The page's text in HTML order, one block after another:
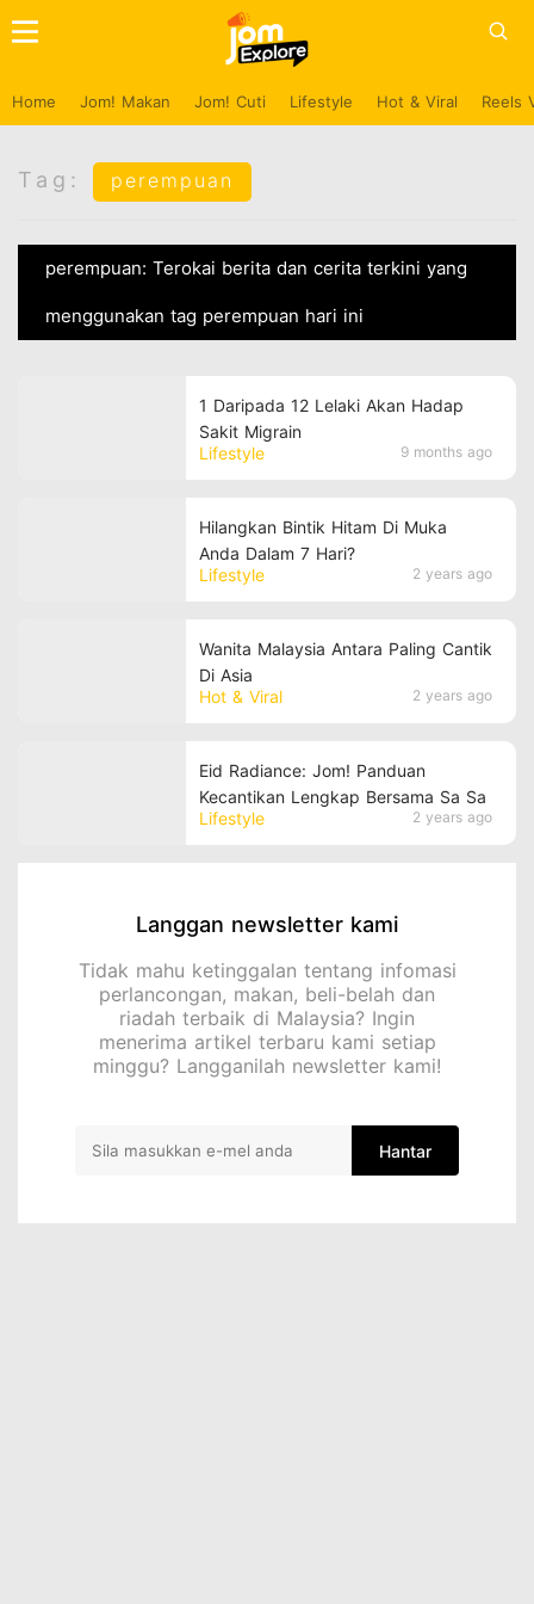
Home Jom! Makan Jom! Cuti Lifestyle Hot & Viral Reels
Tag: perempuan
perempuan: Terokai berita dan cerita terkini yang
menggunakan tag perempuan hari ini
Lifestyle 9 months ago
1 Daripada 12 Lelaki Akan Hadap
Sakit Migrain
Lifestyle 2 years ago
Hilangkan Bintik Hitam Di Muka
Anda Dalam 7 Hari?
Hot & Viral 2 years ago
Wanita Malaysia Antara Paling Cantik
Di Asia
Lifestyle 2 years ago
Eid Radiance: Jom! Panduan
Kecantikan Lengkap Bersama Sa Sa
Langgan newsletter kami
Tidak mahu ketinggalan tentang infomasi
perlancongan, makan, beli-belah dan
riadah terbaik di Malaysia? Ingin
menerima artikel terbaru kami setiap
minggu? Langganilah newsletter kami!
Hantar